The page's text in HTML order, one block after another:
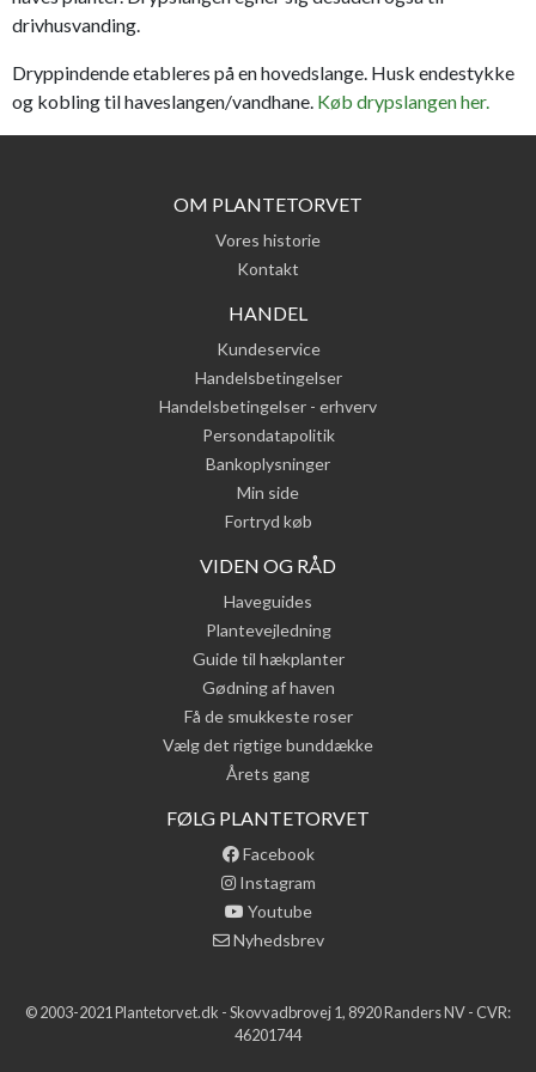
drivhusvanding.
Dryppindende etableres på en hovedslange. Husk endestykke
og kobling til haveslangen/vandhane. Køb drypslangen her.
OM PLANTETORVET
Vores historie
Kontakt
HANDEL
Kundeservice
Handelsbetingelser
Handelsbetingelser - erhverv
Persondatapolitik
Bankoplysninger
Min side
Fortryd køb
VIDEN OG RÅD
Haveguides
Plantevejledning
Guide til hækplanter
Gødning af haven
Få de smukkeste roser
Vælg det rigtige bunddække
Årets gang
FØLG PLANTETORVET
Facebook
Instagram
Youtube
Nyhedsbrev
© 2003-2021 Plantetorvet.dk - Skovvadbrovej 1, 8920 Randers NV - CVR:
46201744